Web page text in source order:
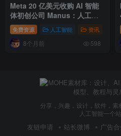
Meta 20 亿美元收购 AI 智能
体初创公司 Manus：人工智
能代理时代已来？
免费资源 人工智能 资讯
8个月前 598
分享，兴趣，设计，软件，素
人工智能一个
友链申请 站长微博 广告